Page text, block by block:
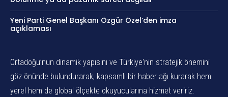
Yeni Parti Genel Başkanı Özgür Özel’den imza
açıklaması
Ortadoğu’nun dinamik yapısını ve Türkiye'nin stratejik önemini
göz önünde bulundurarak, kapsamlı bir haber ağı kurarak hem
yerel hem de global ölçekte okuyucularına hizmet veririz.